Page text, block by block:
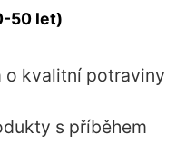
50 let)
o kvalitní potraviny
s příběhem